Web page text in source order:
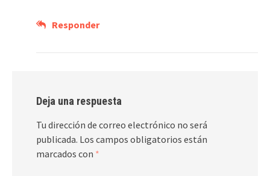
Responder
Deja una respuesta
Tu dirección de correo electrónico no será
publicada. Los campos obligatorios están
marcados con *